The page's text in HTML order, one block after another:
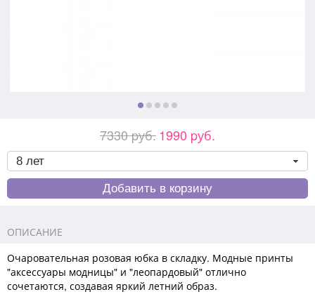
7330 pуб.1990 pуб.
ОПИСАНИЕ
Очаровательная розовая юбка в складку. Модные принты
"аксессуары модницы" и "леопардовый" отлично
сочетаются, создавая яркий летний образ.